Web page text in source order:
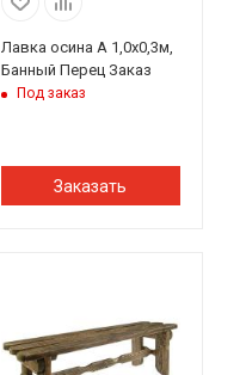
Лавка осина А 1,0х0,3м,
Банный Перец Заказ
Под заказ
Заказать